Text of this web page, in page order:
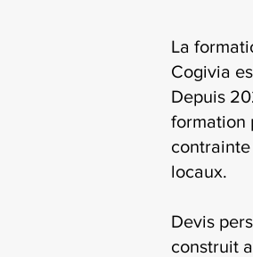
La
Cogivia
Depuis
formation
locaux.
Devis
construit